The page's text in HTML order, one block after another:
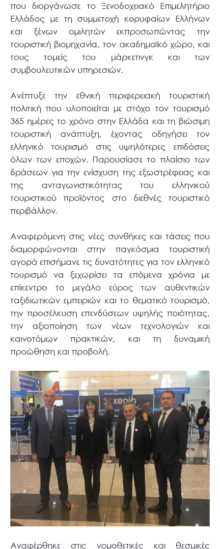
που διοργάνωσε το Ξενοδοχειακό Επιμελητήριο
Ελλάδος με τη συμμετοχή κορυφαίων Ελλήνων
και ξένων ομιλητών εκπροσωπώντας την
τουριστική βιομηχανία, τον ακαδημαϊκό χώρο, και
τους τομείς του μάρκετινγκ και των
συμβουλευτικών υπηρεσιών.
Ανέπτυξε την εθνική περιφερειακή τουριστική
πολιτική που υλοποιείται με στόχο τον τουρισμό
365 ημέρες το χρόνο στην Ελλάδα και τη βιώσιμη
τουριστική ανάπτυξη, έχοντας οδηγήσει τον
ελληνικό τουρισμό στις υψηλότερες επιδόσεις
όλων των εποχών. Παρουσίασε το πλαίσιο των
δράσεων για την ενίσχυση της εξωστρέφειας και
της ανταγωνιστικότητας του ελληνικού
τουριστικού προϊόντος στο διεθνές τουριστικό
περιβάλλον.
Αναφερόμενη στις νέες συνθήκες και τάσεις που
διαμορφώνονται στην παγκόσμια τουριστική
αγορά επισήμανε τις δυνατότητες για τον ελληνικό
τουρισμό να ξεχωρίσει τα επόμενα χρόνια με
επίκεντρο το μεγάλο εύρος των αυθεντικών
ταξιδιωτικών εμπειριών και το θεματικό τουρισμό,
την προσέλκυση επενδύσεων υψηλής ποιότητας,
την αξιοποίηση των νέων τεχνολογιών και
καινοτόμων πρακτικών, και τη δυναμική
προώθηση και προβολή.
Αναφέρθηκε στις νομοθετικές και θεσμικές